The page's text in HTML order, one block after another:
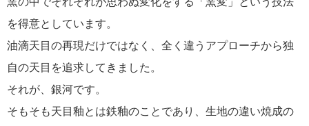
を得意としています。
油滴天目の再現だけではなく、全く違うアプローチから独
自の天目を追求してきました。
それが、銀河です。
そもそも天目釉とは鉄釉のことであり、生地の違い焼成の